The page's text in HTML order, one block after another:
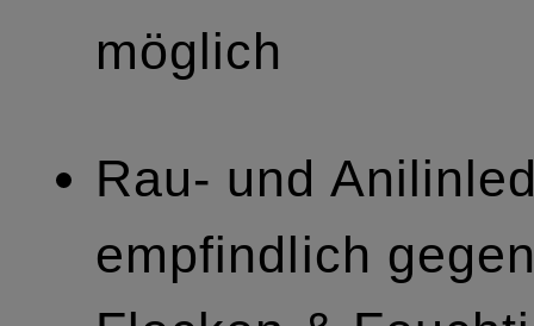
möglich
Rau- und
empfindlich